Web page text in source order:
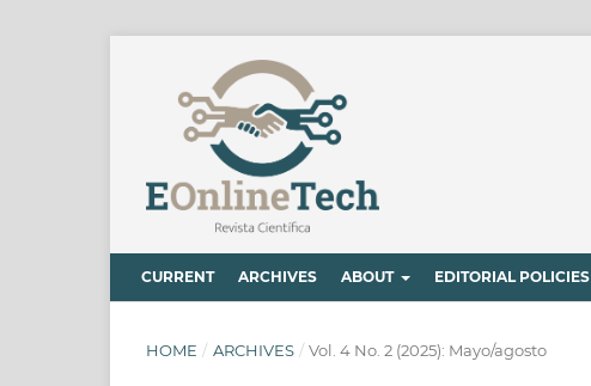
CURRENT ARCHIVES ABOUT EDITORIAL POLICIES
HOME / ARCHIVES / Vol. 4 No. 2 (2025): Mayo/agosto